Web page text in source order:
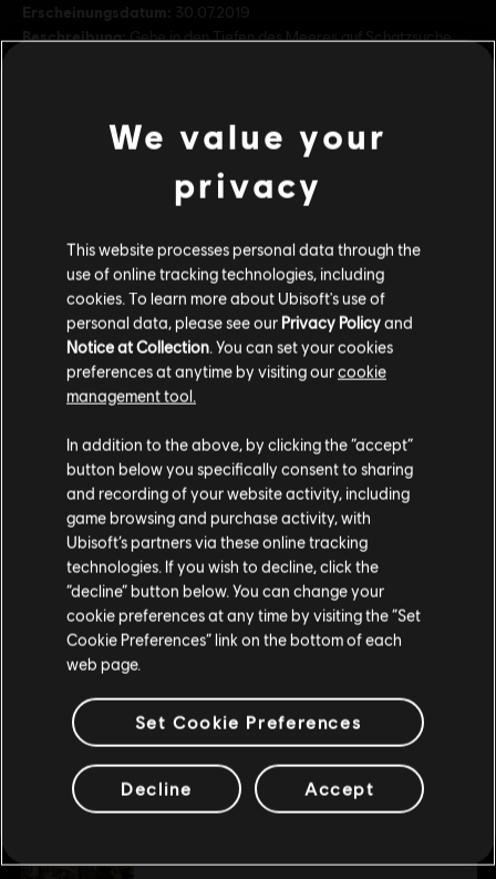
Erscheinungsdatum: 30.07.2019
Beschreibung:Gehe in den Tiefen des Meeres auf Schatzsuche
Genre: Simulation,Strategie
PC-Bedingungen: Du benötigst ein Ubisoft-Konto und Ubisoft
Connect, um diesen Inhalt zu verwenden.
Mehrspieler: Ja
Einzelspieler: Ja
© 2019 Ubisoft Entertainment. All Rights Reserved. Anno 1800, Ubisoft, and the
Ubisoft logo are registered or unregistered trademarks of Ubisoft Entertainment in
the US and/or other countries. Anno, Blue Byte, and the Blue Byte logo are
registered or unregistered trademarks of Ubisoft GmbH in the US and/or other
countries.
mehr anzeigen
Additional content for this game:
Anno 1800
Season 1 Pass
24,99 €
Season 2 Pass
DLC
Anno 1800
Botanica
DLC
Anno 1800
Season 3 Pass
Soweit wir wissen kommst du aus
Staaten von Amerika.
Wenn du etwas bestellen möchtest, besuche bitte
deinen lokalen Ubisoft Store.
Im aktuellen Store bleiben
ZUM LOKALEN STORE WECHSELN
We value your
privacy
This website processes personal data through the
use of online tracking technologies, including
cookies. To learn more about Ubisoft's use of
personal data, please see our Privacy Policyand
Notice at Collection . You can set your cookies
preferences at anytime by visiting ourcookie
management tool.
In addition to the above, by clicking the “accept”
button below you specifically consent to sharing
and recording of your website activity, including
game browsing and purchase activity, with
Ubisoft’s partners via these online tracking
technologies. If you wish to decline, click the
“decline” button below. You can change your
cookie preferences at any time by visiting the “Set
Cookie Preferences” link on the bottom of each
web page.
Set Cookie Preferences
Decline Accept